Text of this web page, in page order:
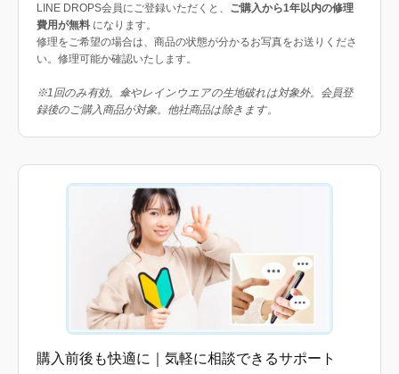
LINE DROPS会員にご登録いただくと、 ご購入から1年以内の修理
費用が無料 になります。
修理をご希望の場合は、商品の状態が分かるお写真をお送りくださ
い。修理可能か確認いたします。
※1回のみ有効。傘やレインウエアの生地破れは対象外。会員登
録後のご購入商品が対象。他社商品は除きます。
購入前後も快適に｜気軽に相談できるサポート